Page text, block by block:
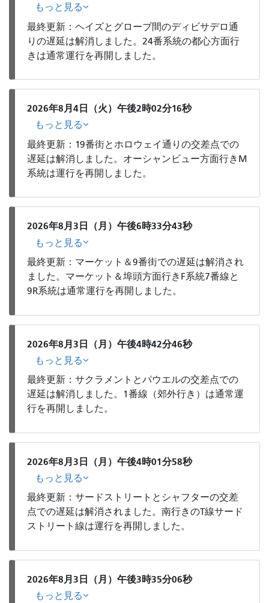
もっと見る
最終更新：ヘイズとグローブ間のディビサデロ通
りの遅延は解消しました。24番系統の都心方面行
きは通常運行を再開しました。
2026年8月4日（火）午後2時02分16秒
もっと見る
最終更新：19番街とホロウェイ通りの交差点での
遅延は解消しました。オーシャンビュー方面行きM
系統は運行を再開しました。
2026年8月3日（月）午後6時33分43秒
もっと見る
最終更新：マーケット＆9番街での遅延は解消され
ました。マーケット＆埠頭方面行きF系統7番線と
9R系統は通常運行を再開しました。
2026年8月3日（月）午後4時42分46秒
もっと見る
最終更新：サクラメントとパウエルの交差点での
遅延は解消しました。1番線（郊外行き）は通常運
行を再開しました。
2026年8月3日（月）午後4時01分58秒
もっと見る
最終更新：サードストリートとシャフターの交差
点での遅延は解消されました。南行きのT線サード
ストリート線は運行を再開しました。
2026年8月3日（月）午後3時35分06秒
もっと見る